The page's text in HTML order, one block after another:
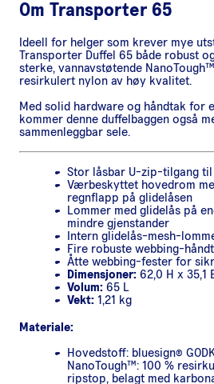
Om Transporter 65
Ideell for helger som krever mye
Transporter Duffel 65 både robust
sterke, vannavstøtende
resirkulert nylon av høy kvalitet.
Med solid hardware og håndtak for
kommer denne duffelbaggen også
sammenleggbar sele.
Stor låsbar U-zip-tilgang
Værbeskyttet hovedrom
regnflapp på glidelåsen
Lommer med glidelås på
mindre gjenstander
Intern glidelås-mesh-
Fire robuste webbing-
Åtte webbing-fester for
Dimensjoner: 62,0 H x 35,1
Volum: 65 L
Vekt: 1,21 kg
Materiale:
Hovedstoff: bluesign®
NanoTough™: 100 %
ripstop, belagt med